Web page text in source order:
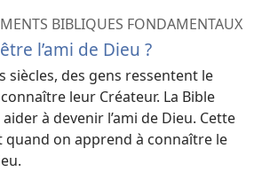
BIBLIQUES FONDAMENTAUX
l’ami de Dieu ?
siècles, des gens ressentent le
leur Créateur. La Bible
à devenir l’ami de Dieu. Cette
quand on apprend à connaître le